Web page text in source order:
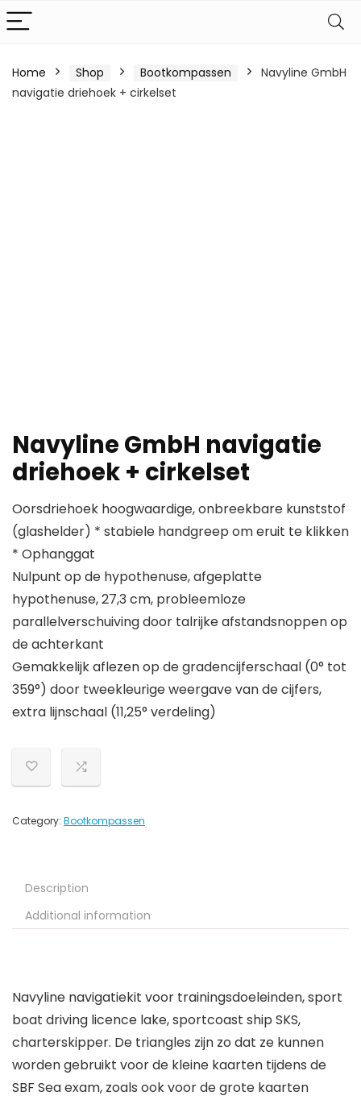
Home Shop Bootkompassen
Navyline GmbH
navigatie driehoek + cirkelset
Navyline GmbH navigatie
driehoek + cirkelset
Oorsdriehoek hoogwaardige, onbreekbare kunststof
(glashelder) * stabiele handgreep om eruit te klikken
* Ophanggat
Nulpunt op de hypothenuse, afgeplatte
hypothenuse, 27,3 cm, probleemloze
parallelverschuiving door talrijke afstandsnoppen op
de achterkant
Gemakkelijk aflezen op de gradencijferschaal (0° tot
359°) door tweekleurige weergave van de cijfers,
extra lijnschaal (11,25° verdeling)
Category: Bootkompassen
Description
Additional information
Navyline navigatiekit voor trainingsdoeleinden, sport
boat driving licence lake, sportcoast ship SKS,
charterskipper. De triangles zijn zo dat ze kunnen
worden gebruikt voor de kleine kaarten tijdens de
SBF Sea exam, zoals ook voor de grote kaarten